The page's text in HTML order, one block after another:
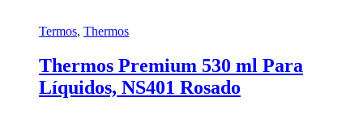
Termos, Thermos
Thermos Premium 530 ml Para
Líquidos, NS401 Rosado